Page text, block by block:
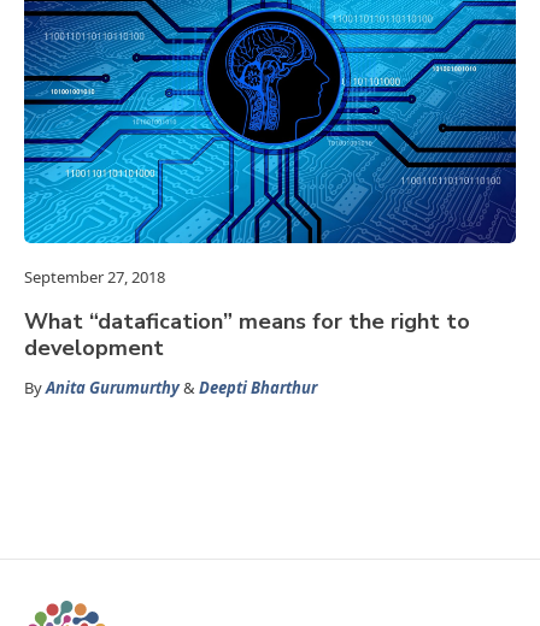
September 27, 2018
What “datafication” means for the right to
development
ByAnita Gurumurthy&Deepti Bharthur